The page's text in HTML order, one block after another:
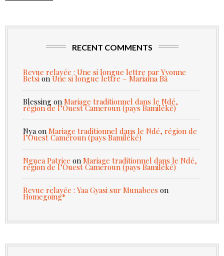
RECENT COMMENTS
Revue relayée : Une si longue lettre par Yvonne
BetsionUne si longue lettre – Mariama Bâ
Blessing on Mariage traditionnel dans le Ndé,
région de l’Ouest Cameroun (pays Bamiléké)
Nya on Mariage traditionnel dans le Ndé, région de
l’Ouest Cameroun (pays Bamiléké)
Nguea Patrice on Mariage traditionnel dans le Ndé,
région de l’Ouest Cameroun (pays Bamiléké)
Revue relayée : Yaa Gyasi sur Munabees on
Homegoing*